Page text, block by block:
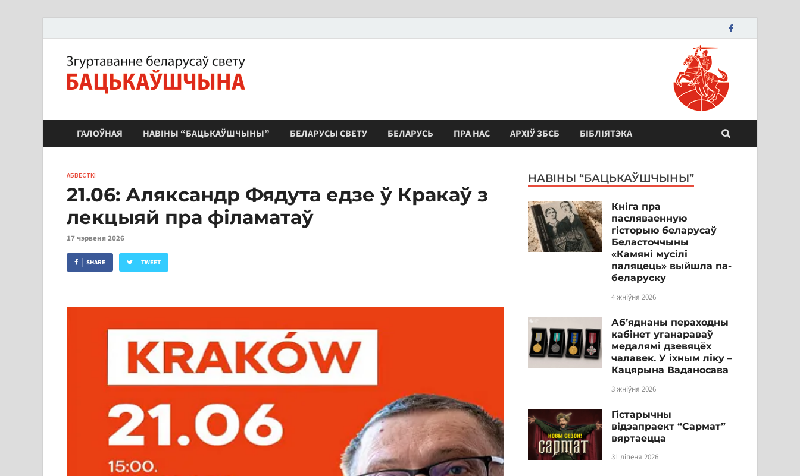
ЗБС "Бацькаўшчына"
ГАЛОЎНАЯ НАВІНЫ “БАЦЬКАЎШЧЫНЫ” БЕЛАРУСЫ СВЕТУ БЕЛАРУСЬ ПРА НАС АРХІЎ ЗБСБ БІБЛІЯТЭКА
АБВЕСТКІ
21.06: Аляксандр Фядута едзе ў Кракаў з
лекцыяй пра філаматаў
17 чэрвеня 2026
SHARE TWEET
НАВІНЫ “БАЦЬКАЎШЧЫНЫ”
Кніга пра
пасляваенную
гісторыю беларусаў
Беласточчыны
«Камяні мусілі
паляцець» выйшла па-
беларуску
4 жніўня 2026
Аб’яднаны пераходны
кабінет уганараваў
медалямі дзевяцёх
чалавек. У іхным ліку –
Кацярына Ваданосава
3 жніўня 2026
Гістарычны
відэапраект “Сармат”
вяртаецца
31 ліпеня 2026